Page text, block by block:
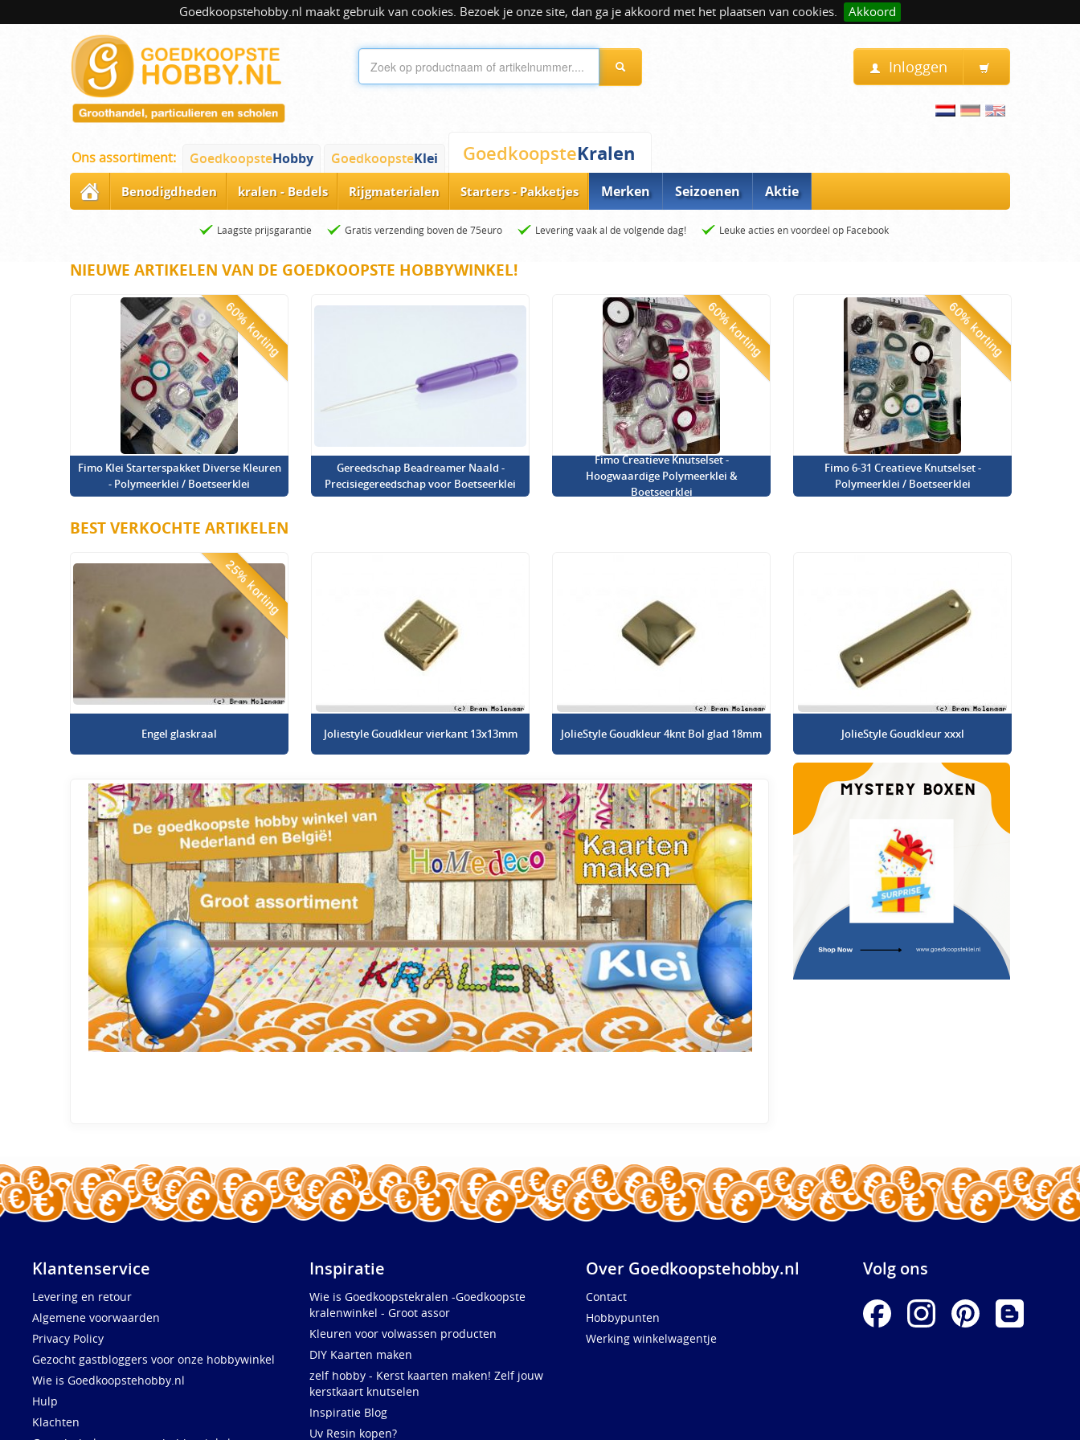
Goedkoopstehobby.nl maakt gebruik van cookies. Bezoek je onze site, dan ga je akkoord met het plaatsen van cookies. Akkoord
Inloggen
Ons assortiment: GoedkoopsteHobby GoedkoopsteKlei GoedkoopsteKralen
Benodigdheden kralen - Bedels Rijgmaterialen Starters - Pakketjes Merken Seizoenen Aktie
Laagste prijsgarantie Gratis verzending boven de 75euro Levering vaak al de volgende dag! Leuke acties en voordeel op Facebook
NIEUWE ARTIKELEN VAN DE GOEDKOOPSTE HOBBYWINKEL!
60% korting
Fimo Klei Starterspakket Diverse Kleuren
- Polymeerklei / Boetseerklei
Gereedschap Beadreamer Naald -
Precisiegereedschap voor Boetseerklei
60% korting
Fimo Creatieve Knutselset -
Hoogwaardige Polymeerklei &
Boetseerklei
60% korting
Fimo 6-31 Creatieve Knutselset -
Polymeerklei / Boetseerklei
BEST VERKOCHTE ARTIKELEN
25% korting
Engel glaskraal Joliestyle Goudkleur vierkant 13x13mm JolieStyle Goudkleur 4knt Bol glad 18mm JolieStyle Goudkleur xxxl
Klantenservice
Levering en retour
Algemene voorwaarden
Privacy Policy
Gezocht gastbloggers voor onze hobbywinkel
Wie is Goedkoopstehobby.nl
Hulp
Klachten
Inspiratie
Wie is Goedkoopstekralen -Goedkoopste
kralenwinkel - Groot assor
Kleuren voor volwassen producten
DIY Kaarten maken
zelf hobby - Kerst kaarten maken! Zelf jouw
kerstkaart knutselen
Inspiratie Blog
Uv Resin kopen?
Over Goedkoopstehobby.nl
Contact
Hobbypunten
Werking winkelwagentje
Volg ons